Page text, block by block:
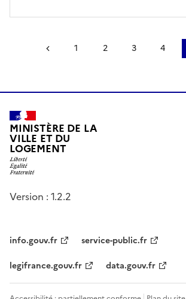
Page précédente
1 2 3 4
MINISTÈRE DE LA
VILLE ET DU
LOGEMENT
Version : 1.2.2
info.gouv.fr
service-public.fr
legifrance.gouv.fr
data.gouv.fr